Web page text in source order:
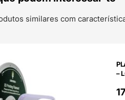
similares com
–